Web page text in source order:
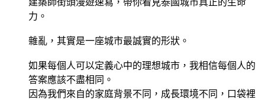
建築師街頭漫遊速寫，帶你看見泰國城市真正的生命
力。
雜亂，其實是一座城市最誠實的形狀。
如果每個人可以定義心中的理想城市，我相信每個人的
答案應該不盡相同。
因為我們來自的家庭背景不同，成長環境不同，口袋裡